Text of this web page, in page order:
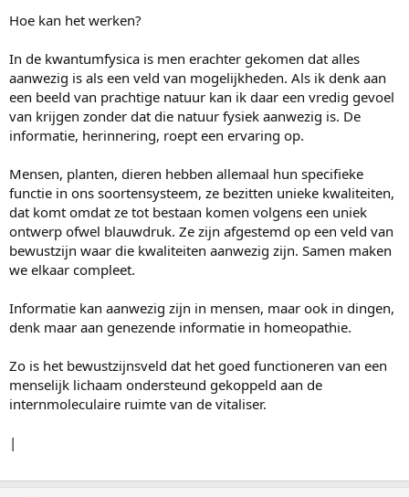
Hoe kan het werken?
In de kwantumfysica is men erachter gekomen dat alles
aanwezig is als een veld van mogelijkheden. Als ik denk aan
een beeld van prachtige natuur kan ik daar een vredig gevoel
van krijgen zonder dat die natuur fysiek aanwezig is. De
informatie, herinnering, roept een ervaring op.
Mensen, planten, dieren hebben allemaal hun specifieke
functie in ons soortensysteem, ze bezitten unieke kwaliteiten,
dat komt omdat ze tot bestaan komen volgens een uniek
ontwerp ofwel blauwdruk. Ze zijn afgestemd op een veld van
bewustzijn waar die kwaliteiten aanwezig zijn. Samen maken
we elkaar compleet.
Informatie kan aanwezig zijn in mensen, maar ook in dingen,
denk maar aan genezende informatie in homeopathie.
Zo is het bewustzijnsveld dat het goed functioneren van een
menselijk lichaam ondersteund gekoppeld aan de
internmoleculaire ruimte van de vitaliser.
|